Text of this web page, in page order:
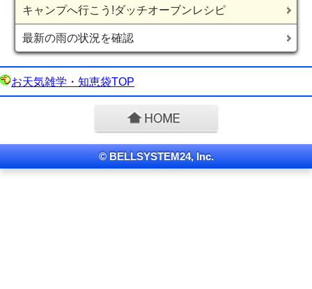
キャンプへ行こう!ダッチオーブンレシピ
最新の雨の状況を確認
お天気雑学・知恵袋TOP
© BELLSYSTEM24, Inc.